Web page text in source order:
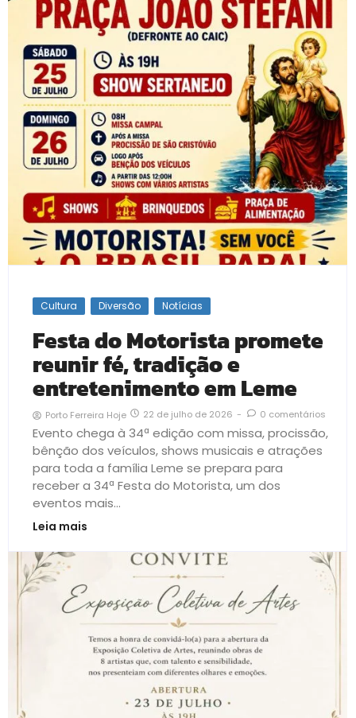
Cultura Diversão Notícias
Festa do Motorista promete
reunir fé, tradição e
entretenimento em Leme
Porto Ferreira Hoje 22 de julho de 2026 - 0 comentários
Evento chega à 34ª edição com missa, procissão,
bênção dos veículos, shows musicais e atrações
para toda a família Leme se prepara para
receber a 34ª Festa do Motorista, um dos
eventos mais...
Leia mais